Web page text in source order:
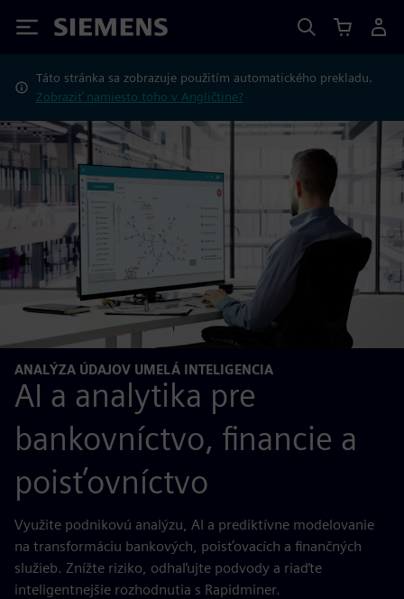
Siemens
Táto stránka sa zobrazuje použitím automatického prekladu.
Zobraziť namiesto toho v Angličtine?
ANALÝZA ÚDAJOV UMELÁ INTELIGENCIA
AI a analytika pre
bankovníctvo, financie a
poisťovníctvo
Využite podnikovú analýzu, AI a prediktívne modelovanie
na transformáciu bankových, poisťovacích a finančných
služieb. Znížte riziko, odhaľujte podvody a riaďte
inteligentnejšie rozhodnutia s Rapidminer.